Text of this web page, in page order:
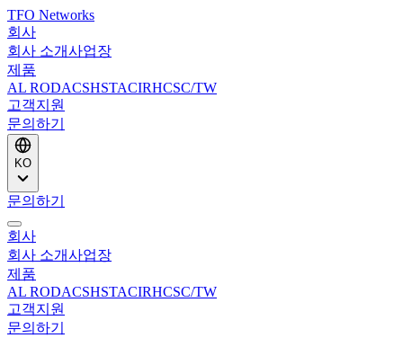
TFO Networks
회사
회사 소개사업장
제품
AL RODACSHSTACIRHCSC/TW
고객지원
문의하기
KO
문의하기
회사
회사 소개사업장
제품
AL RODACSHSTACIRHCSC/TW
고객지원
문의하기